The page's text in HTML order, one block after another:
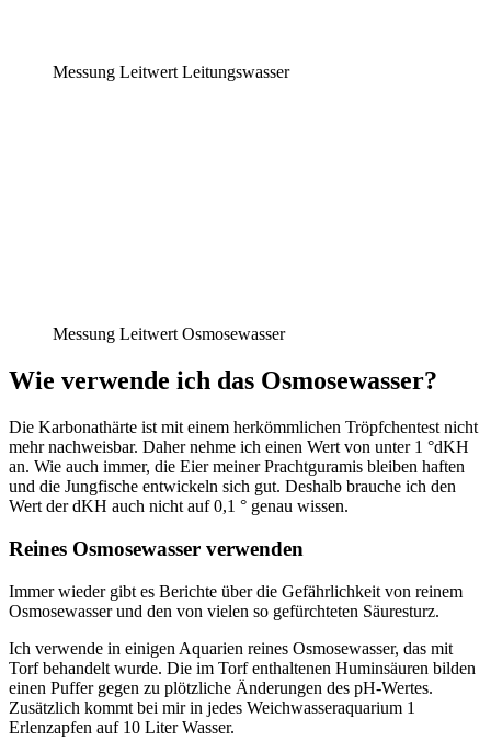
Messung Leitwert Leitungswasser
Messung Leitwert Osmosewasser
Wie verwende ich das Osmosewasser?
Die Karbonathärte ist mit einem herkömmlichen Tröpfchentest nicht
mehr nachweisbar. Daher nehme ich einen Wert von unter 1 °dKH
an. Wie auch immer, die Eier meiner Prachtguramis bleiben haften
und die Jungfische entwickeln sich gut. Deshalb brauche ich den
Wert der dKH auch nicht auf 0,1 ° genau wissen.
Reines Osmosewasser verwenden
Immer wieder gibt es Berichte über die Gefährlichkeit von reinem
Osmosewasser und den von vielen so gefürchteten Säuresturz.
Ich verwende in einigen Aquarien reines Osmosewasser, das mit
Torf behandelt wurde. Die im Torf enthaltenen Huminsäuren bilden
einen Puffer gegen zu plötzliche Änderungen des pH-Wertes.
Zusätzlich kommt bei mir in jedes Weichwasseraquarium 1
Erlenzapfen auf 10 Liter Wasser.